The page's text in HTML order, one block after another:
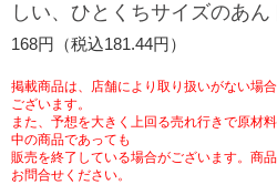
プリペイドカード・金券
ニンテンドー・ダウンロードカード
プリント
スキャン
ファクス
切手・はがき・印紙
セブン銀行ATM
ご利用可能なお支払い方法
セブンチケット
チケットぴあ
イープラス
セブン‐イレブンでお受取り
タワーレコード
セブンネットショッピング
停電時のサービス停止のお知らせ
会社概要
貸借対照表・損益計算書
沿革
サステナビリティ活動基本方針
サステナビリティ推進体制
GREEN CHALLENGE 2050
加盟店オーナー募集
店舗検索
ネ
お問い合わせ
しい、ひとくちサイズのあん
168円（税込181.44円）
掲載商品は、店舗により取り扱いがない場
ございます。
また、予想を大きく上回る売れ行きで原材
中の商品であっても
販売を終了している場合がございます。商
お問合せください。